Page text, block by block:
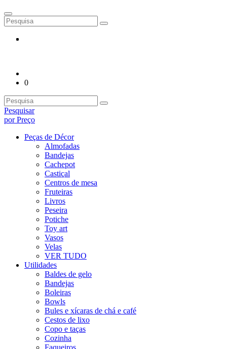
0
Pesquisar
por Preço
Peças de Décor
Almofadas
Bandejas
Cachepot
Castiçal
Centros de mesa
Fruteiras
Livros
Peseira
Potiche
Toy art
Vasos
Velas
VER TUDO
Utilidades
Baldes de gelo
Bandejas
Boleiras
Bowls
Bules e xícaras de chá e café
Cestos de lixo
Copo e taças
Cozinha
Faqueiros